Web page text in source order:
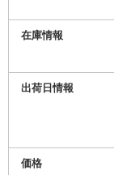
在庫情報
出荷日情報
価格